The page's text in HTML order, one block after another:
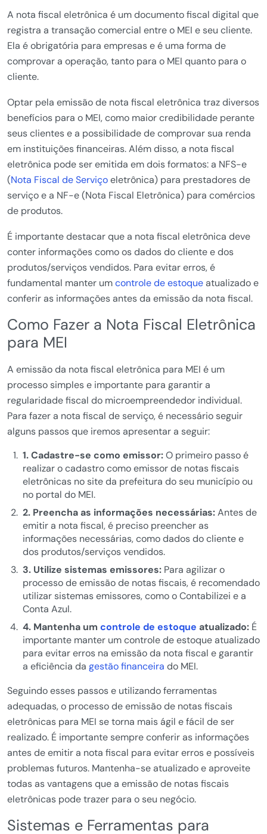
A nota fiscal eletrônica é um documento fiscal digital que
registra a transação comercial entre o MEI e seu cliente.
Ela é obrigatória para empresas e é uma forma de
comprovar a operação, tanto para o MEI quanto para o
cliente.
Optar pela emissão de nota fiscal eletrônica traz diversos
benefícios para o MEI, como maior credibilidade perante
seus clientes e a possibilidade de comprovar sua renda
em instituições financeiras. Além disso, a nota fiscal
eletrônica pode ser emitida em dois formatos: a NFS-e
(Nota Fiscal de Serviçoeletrônica) para prestadores de
serviço e a NF-e (Nota Fiscal Eletrônica) para comércios
de produtos.
É importante destacar que a nota fiscal eletrônica deve
conter informações como os dados do cliente e dos
produtos/serviços vendidos. Para evitar erros, é
fundamental manter umcontrole de estoqueatualizado e
conferir as informações antes da emissão da nota fiscal.
Como Fazer a Nota Fiscal Eletrônica
para MEI
A emissão da nota fiscal eletrônica para MEI é um
processo simples e importante para garantir a
regularidade fiscal do microempreendedor individual.
Para fazer a nota fiscal de serviço, é necessário seguir
alguns passos que iremos apresentar a seguir:
1. Cadastre-se como emissor:O primeiro passo é
realizar o cadastro como emissor de notas fiscais
eletrônicas no site da prefeitura do seu município ou
no portal do MEI.
2. Preencha as informações necessárias:Antes de
emitir a nota fiscal, é preciso preencher as
informações necessárias, como dados do cliente e
dos produtos/serviços vendidos.
3. Utilize sistemas emissores:Para agilizar o
processo de emissão de notas fiscais, é recomendado
utilizar sistemas emissores, como o Contabilizei e a
Conta Azul.
4. Mantenha um controle de estoque atualizado:É
importante manter um controle de estoque atualizado
para evitar erros na emissão da nota fiscal e garantir
a eficiência da gestão financeira do MEI.
Seguindo esses passos e utilizando ferramentas
adequadas, o processo de emissão de notas fiscais
eletrônicas para MEI se torna mais ágil e fácil de ser
realizado. É importante sempre conferir as informações
antes de emitir a nota fiscal para evitar erros e possíveis
problemas futuros. Mantenha-se atualizado e aproveite
todas as vantagens que a emissão de notas fiscais
eletrônicas pode trazer para o seu negócio.
Sistemas e Ferramentas para